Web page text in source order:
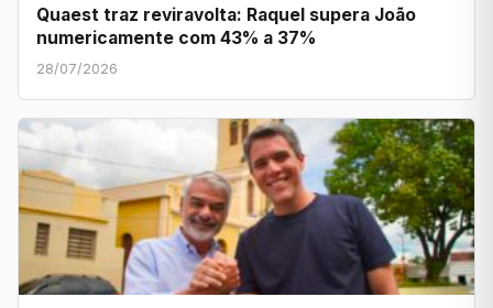
Quaest traz reviravolta: Raquel supera João
numericamente com 43% a 37%
28/07/2026